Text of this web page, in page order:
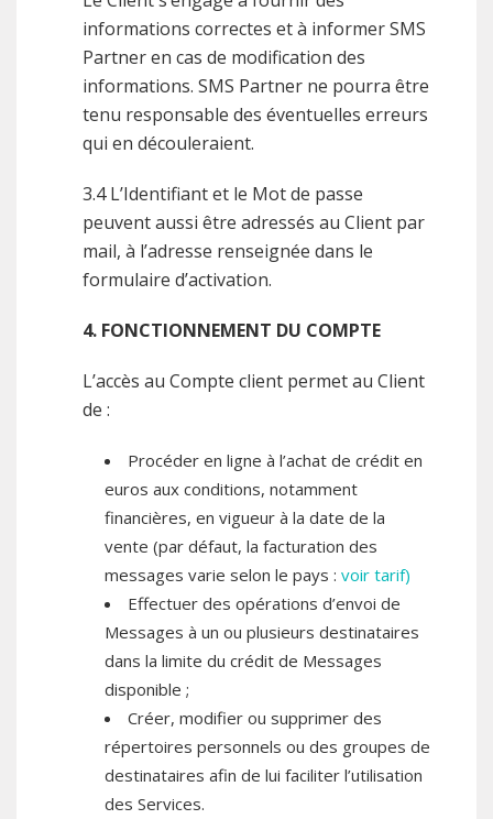
informations correctes et à informer SMS
Partner en cas de modification des
informations. SMS Partner ne pourra être
tenu responsable des éventuelles erreurs
qui en découleraient.
3.4 L’Identifiant et le Mot de passe
peuvent aussi être adressés au Client par
mail, à l’adresse renseignée dans le
formulaire d’activation.
4. FONCTIONNEMENT DU COMPTE
L’accès au Compte client permet au Client
de :
Procéder en ligne à l’achat de crédit en
euros aux conditions, notamment
financières, en vigueur à la date de la
vente (par défaut, la facturation des
messages varie selon le pays : voir tarif)
Effectuer des opérations d’envoi de
Messages à un ou plusieurs destinataires
dans la limite du crédit de Messages
disponible ;
Créer, modifier ou supprimer des
répertoires personnels ou des groupes de
destinataires afin de lui faciliter l’utilisation
des Services.